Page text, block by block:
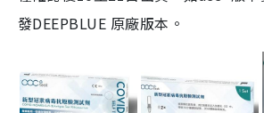
發DEEPBLUE 原廠版本。